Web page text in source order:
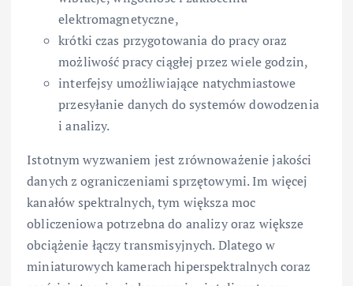
elektromagnetyczne,
krótki czas przygotowania do pracy oraz
możliwość pracy ciągłej przez wiele godzin,
interfejsy umożliwiające natychmiastowe
przesyłanie danych do systemów dowodzenia
i analizy.
Istotnym wyzwaniem jest zrównoważenie jakości
danych z ograniczeniami sprzętowymi. Im więcej
kanałów spektralnych, tym większa moc
obliczeniowa potrzebna do analizy oraz większe
obciążenie łączy transmisyjnych. Dlatego w
miniaturowych kamerach hiperspektralnych coraz